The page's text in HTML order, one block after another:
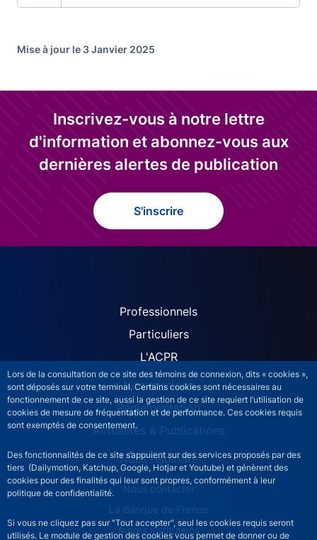
Lors de la consultation de ce site des témoins de connexion, dits « cookies »,
sont déposés sur votre terminal. Certains cookies sont nécessaires au
fonctionnement de ce site, aussi la gestion de ce site requiert l’utilisation de
cookies de mesure de fréquentation et de performance. Ces cookies requis
sont exemptés de consentement.
Des fonctionnalités de ce site s’appuient sur des services proposés par des
tiers (Dailymotion, Katchup, Google, Hotjar et Youtube) et génèrent des
cookies pour des finalités qui leur sont propres, conformément à leur
politique de confidentialité.
Si vous ne cliquez pas sur "Tout accepter", seul les cookies requis seront
utilisés. Le module de gestion des cookies vous permet de donner ou de
Mise à jour le 3 Janvier 2025
Inscrivez-vous à notre lettre
d'information et abonnez-vous aux
dernières alertes de publication
S'inscrire
ACPR site navigation
Professionnels
Particuliers
L'ACPR
Nos missions
Réglementation
Actualités & Publications
Nous rejoindre
ACPR footer secondary menu (French)
Nous contacter
La Banque de France
Autres institutions